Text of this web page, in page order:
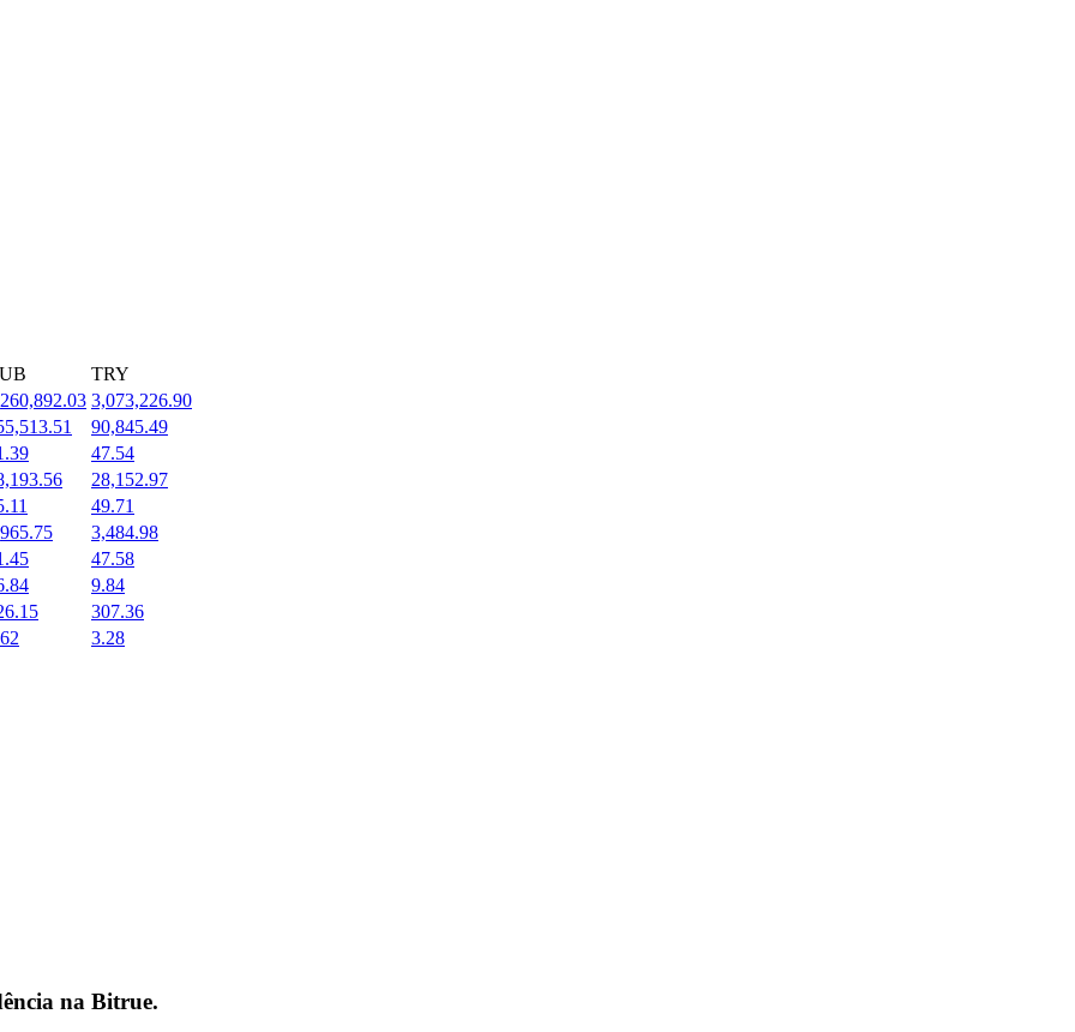
TRY
3,073,226.90
90,845.49
47.54
28,152.97
49.71
3,484.98
47.58
9.84
307.36
3.28
na Bitrue.